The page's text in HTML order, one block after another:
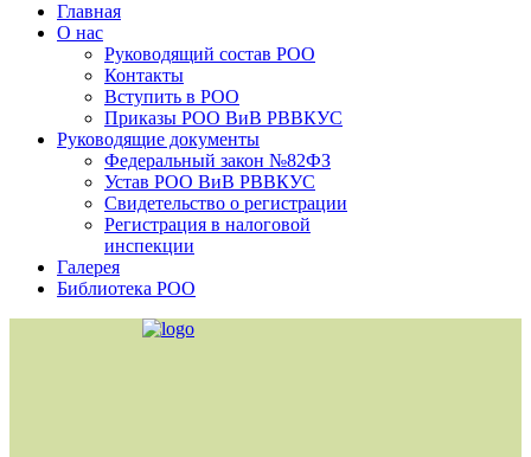
Главная
О нас
Руководящий состав РОО
Контакты
Вступить в РОО
Приказы РОО ВиВ РВВКУС
Руководящие документы
Федеральный закон №82ФЗ
Устав РОО ВиВ РВВКУС
Свидетельство о регистрации
Регистрация в налоговой
инспекции
Галерея
Библиотека РОО